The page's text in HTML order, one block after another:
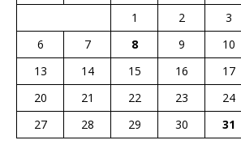
1
2 3
6
7 8 9 10
13
14 15 16 17
20
21 22 23 24
27
28 29 30 31